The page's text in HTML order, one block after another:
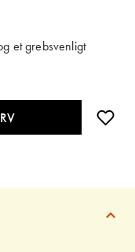
et grebsvenligt